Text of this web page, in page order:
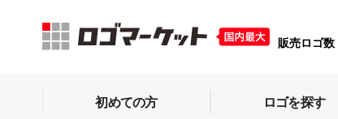
販売ロゴ数
初めての方 ロゴを探す